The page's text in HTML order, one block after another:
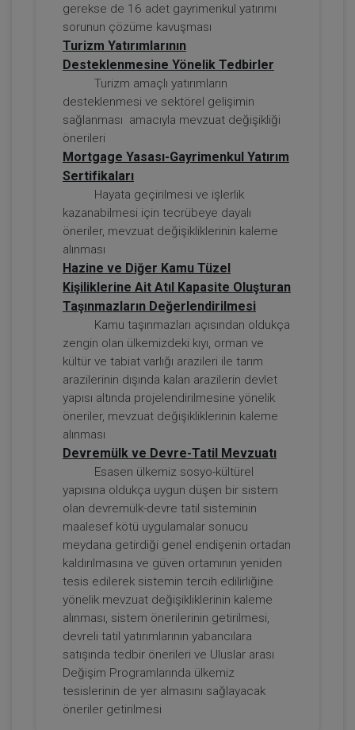
Sorumluluk Hukuku - IV. Borçlar Hukuku
Kongresi - III. Oturum
360 TL Sepete Ekle
Tüketici Hukuku Enstitüsü
Kira Hukuku - 1 - IV. Borçlar Hukuku
Kongresi - I. Oturum
360 TL Sepete Ekle
Tüketici Hukuku Enstitüsü
Kira Hukuku - 2 - IV. Borçlar Hukuku
Kongresi - II. Oturum
360 TL
gerekse de 16 adet gayrimenkul yatırımı
sorunun çözüme kavuşması
Turizm Yatırımlarının
Desteklenmesine Yönelik Tedbirler
Turizm amaçlı yatırımların
desteklenmesi ve sektörel gelişimin
sağlanması amacıyla mevzuat değişikliği
önerileri
Mortgage Yasası-Gayrimenkul Yatırım
Sertifikaları
Hayata geçirilmesi ve işlerlik
kazanabilmesi için tecrübeye dayalı
öneriler, mevzuat değişikliklerinin kaleme
alınması
Hazine ve Diğer Kamu Tüzel
Kişiliklerine Ait Atıl Kapasite Oluşturan
Taşınmazların Değerlendirilmesi
Kamu taşınmazları açısından oldukça
zengin olan ülkemizdeki kıyı, orman ve
kültür ve tabiat varlığı arazileri ile tarım
arazilerinin dışında kalan arazilerin devlet
yapısı altında projelendirilmesine yönelik
öneriler, mevzuat değişikliklerinin kaleme
alınması
Devremülk ve Devre-Tatil Mevzuatı
Esasen ülkemiz sosyo-kültürel
yapısına oldukça uygun düşen bir sistem
olan devremülk-devre tatil sisteminin
maalesef kötü uygulamalar sonucu
meydana getirdiği genel endişenin ortadan
kaldırılmasına ve güven ortamının yeniden
tesis edilerek sistemin tercih edilirliğine
yönelik mevzuat değişikliklerinin kaleme
alınması, sistem önerilerinin getirilmesi,
devreli tatil yatırımlarının yabancılara
satışında tedbir önerileri ve Uluslar arası
Değişim Programlarında ülkemiz
tesislerinin de yer almasını sağlayacak
öneriler getirilmesi